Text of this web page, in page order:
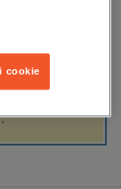
cookie